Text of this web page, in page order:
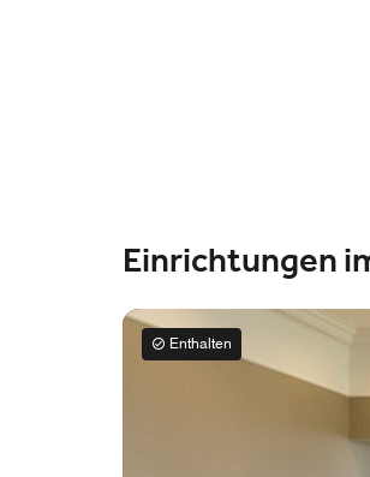
Einrichtungen
Enthalten